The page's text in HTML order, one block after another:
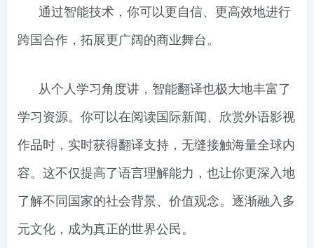
通过智能技术，你可以更自信、更高效地进行
跨国合作，拓展更广阔的商业舞台。
从个人学习角度讲，智能翻译也极大地丰富了
学习资源。你可以在阅读国际新闻、欣赏外语影视
作品时，实时获得翻译支持，无缝接触海量全球内
容。这不仅提高了语言理解能力，也让你更深入地
了解不同国家的社会背景、价值观念。逐渐融入多
元文化，成为真正的世界公民。